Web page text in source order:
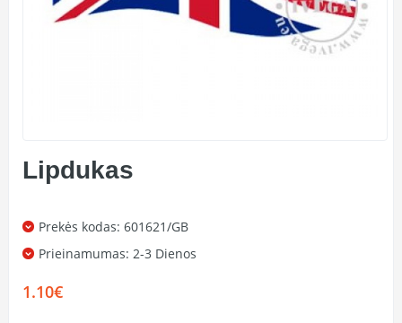
Lipdukas
Prekės kodas: 601621/GB
Prieinamumas: 2-3 Dienos
1.10€